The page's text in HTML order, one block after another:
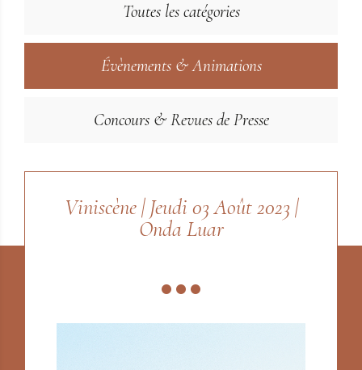
Toutes les catégories
Évènements & Animations
Concours & Revues de Presse
Viniscène | Jeudi 03 Août 2023 |
Onda Luar